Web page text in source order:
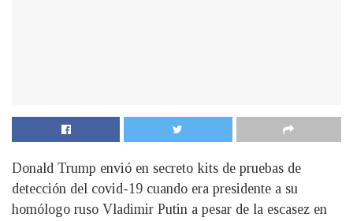
Donald Trump envió en secreto kits de pruebas de
detección del covid-19 cuando era presidente a su
homólogo ruso Vladimir Putin a pesar de la escasez en